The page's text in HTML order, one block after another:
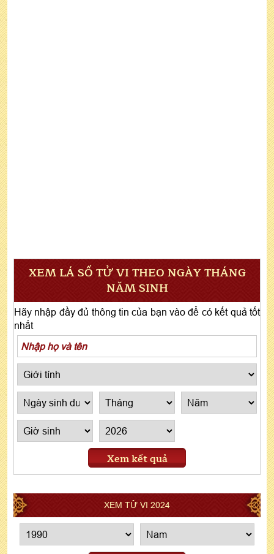
XEM LÁ SỐ TỬ VI THEO NGÀY THÁNG
NĂM SINH
Hãy nhập đầy đủ thông tin của bạn vào để có kết quả tốt
nhất
Xem kết quả
XEM TỬ VI 2024